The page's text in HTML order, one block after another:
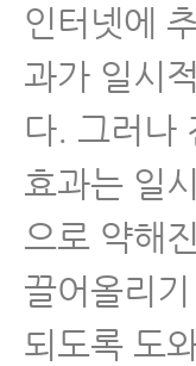
인터넷에
과가 일시
다. 그러나
효과는 일
으로 약해
끌어올리
되도록 도